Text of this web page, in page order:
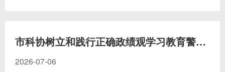
市科协树立和践行正确政绩观学习教育警示教育会举行
2026-07-06